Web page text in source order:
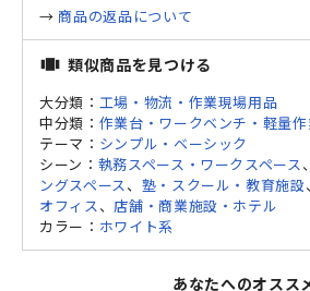
→ 商品の返品について
view_carousel 類似商品を見つける
大分類： 工場・物流・作業現場用品
中分類： 作業台・ワークベンチ・軽量
テーマ： シンプル・ベーシック
シーン： 執務スペース・ワークスペース
ングスペース 、 塾・スクール・教育施設、
オフィス 、 店舗・商業施設・ホテル
カラー： ホワイト系
あなたへのオスス